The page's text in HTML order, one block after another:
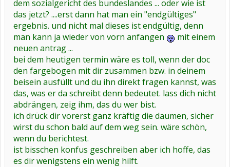
dem sozialgericht des bundeslandes ... oder wie ist
das jetzt? ....erst dann hat man ein "endgültiges"
ergebnis. und nicht mal dieses ist endgültig, denn
man kann ja wieder von vorn anfangen
mit einem
neuen antrag ...
bei dem heutigen termin wäre es toll, wenn der doc
den fargebogen mit dir zusammen bzw. in deinem
beisein ausfüllt und du ihn direkt fragen kannst, was
das, was er da schreibt denn bedeutet. lass dich nicht
abdrängen, zeig ihm, das du wer bist.
ich drück dir vorerst ganz kräftig die daumen, sicher
wirst du schon bald auf dem weg sein. wäre schön,
wenn du berichtest.
ist bisschen konfus geschreiben aber ich hoffe, das
es dir wenigstens ein wenig hilft.